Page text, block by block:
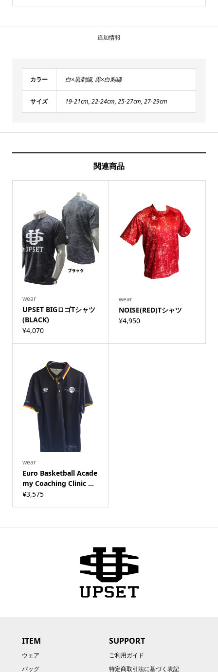
個
追加情報
カラー 白×黒刺繍, 黒×白刺繍
サイズ 19-21cm, 22-24cm, 25-27cm, 27-29cm
関連商品
wear
UPSET BIGロゴTシャツ
(BLACK)
¥4,070
wear
NOISE(RED)Tシャツ
¥4,950
wear
Euro Basketball Acade
my Coaching Clinic ...
¥3,575
ITEM
ウェア
バッグ
SUPPORT
ご利用ガイド
特定商取引法に基づく表記